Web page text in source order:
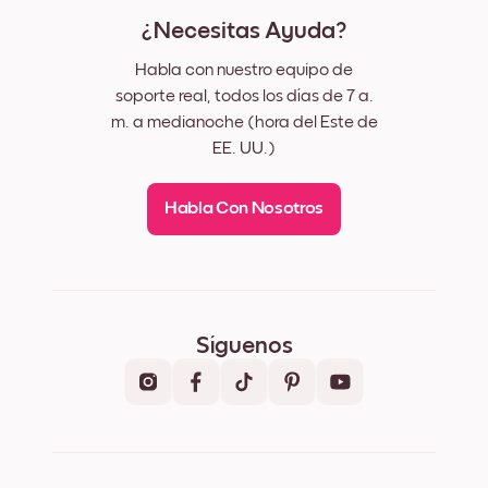
¿Necesitas Ayuda?
Habla con nuestro equipo de
soporte real, todos los días de 7 a.
m. a medianoche (hora del Este de
EE. UU.)
Habla Con Nosotros
Síguenos